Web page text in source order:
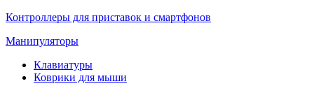
Контроллеры для приставок и смартфонов
Манипуляторы
Клавиатуры
Коврики для мыши